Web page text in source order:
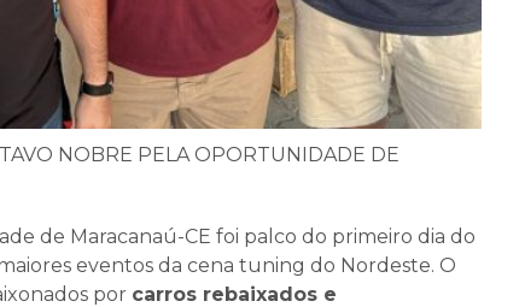
NOBRE PELA OPORTUNIDADE DE
de Maracanaú-CE foi palco do primeiro dia do
eventos da cena tuning do Nordeste. O
por carros rebaixados e